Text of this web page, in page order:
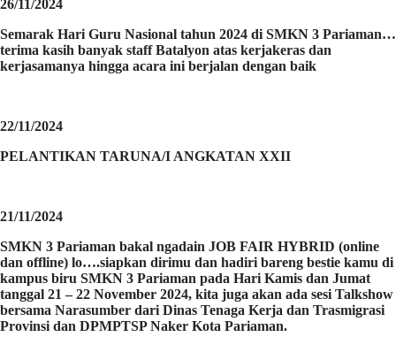
26/11/2024
Semarak Hari Guru Nasional tahun 2024 di SMKN 3 Pariaman…
terima kasih banyak staff Batalyon atas kerjakeras dan
kerjasamanya hingga acara ini berjalan dengan baik
22/11/2024
PELANTIKAN TARUNA/I ANGKATAN XXII
21/11/2024
SMKN 3 Pariaman bakal ngadain JOB FAIR HYBRID (online
dan offline) lo….siapkan dirimu dan hadiri bareng bestie kamu di
kampus biru SMKN 3 Pariaman pada Hari Kamis dan Jumat
tanggal 21 – 22 November 2024, kita juga akan ada sesi Talkshow
bersama Narasumber dari Dinas Tenaga Kerja dan Trasmigrasi
Provinsi dan DPMPTSP Naker Kota Pariaman.